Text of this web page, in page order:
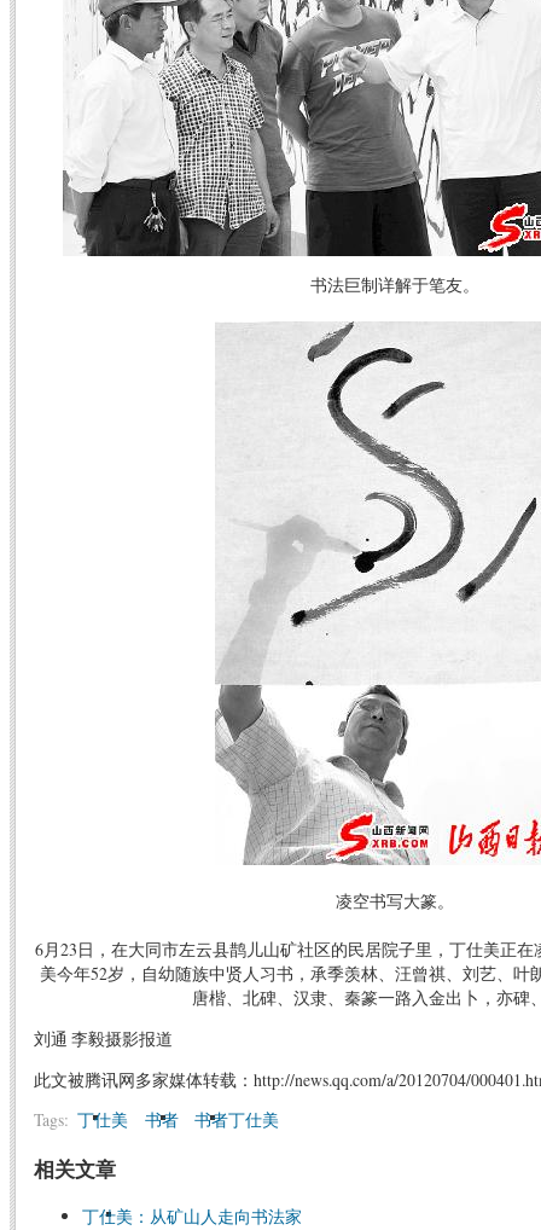
书法巨制详解于笔友。
凌空书写大篆。
6月23日，在大同市左云县鹊儿山矿社区的民居院子里，丁仕美正
美今年52岁，自幼随族中贤人习书，承季羡林、汪曾祺、刘艺、叶
唐楷、北碑、汉隶、秦篆一路入金出卜，亦碑
刘通 李毅摄影报道
此文被腾讯网多家媒体转载：http://news.qq.com/a/20120704/
Tags: 丁仕美 书者 书者丁仕美
相关文章
丁仕美：从矿山人走向书法家